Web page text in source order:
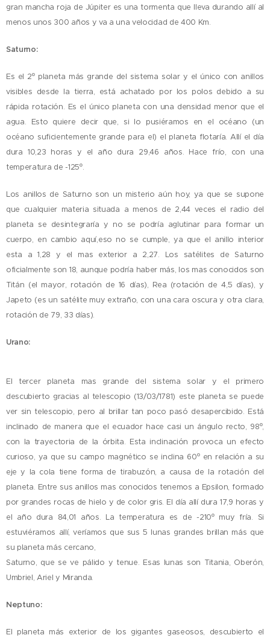
gran mancha roja de Júpiter es una tormenta que lleva durando allí al
menos unos 300 años y va a una velocidad de 400 Km.
Saturno:
Es el 2º planeta más grande del sistema solar y el único con anillos
visibles desde la tierra, está achatado por los polos debido a su
rápida rotación. Es el único planeta con una densidad menor que el
agua. Esto quiere decir que, si lo pusiéramos en el océano (un
océano suficientemente grande para el) el planeta flotaría. Allí el día
dura 10,23 horas y el año dura 29,46 años. Hace frío, con una
temperatura de -125º.
Los anillos de Saturno son un misterio aún hoy, ya que se supone
que cualquier materia situada a menos de 2,44 veces el radio del
planeta se desintegraría y no se podría aglutinar para formar un
cuerpo, en cambio aquí,eso no se cumple, ya que el anillo interior
esta a 1,28 y el mas exterior a 2,27. Los satélites de Saturno
oficialmente son 18, aunque podría haber más, los mas conocidos son
Titán (el mayor, rotación de 16 días), Rea (rotación de 4,5 días), y
Japeto (es un satélite muy extraño, con una cara oscura y otra clara,
rotación de 79, 33 días).
Urano:
El tercer planeta mas grande del sistema solar y el primero
descubierto gracias al telescopio (13/03/1781) este planeta se puede
ver sin telescopio, pero al brillar tan poco pasó desapercibido. Está
inclinado de manera que el ecuador hace casi un ángulo recto, 98º,
con la trayectoria de la órbita. Esta inclinación provoca un efecto
curioso, ya que su campo magnético se inclina 60º en relación a su
eje y la cola tiene forma de tirabuzón, a causa de la rotación del
planeta. Entre sus anillos mas conocidos tenemos a Epsilon, formado
por grandes rocas de hielo y de color gris. El día allí dura 17,9 horas y
el año dura 84,01 años. La temperatura es de -210º muy fría. Si
estuviéramos allí, veríamos que sus 5 lunas grandes brillan más que
su planeta más cercano,
Saturno, que se ve pálido y tenue. Esas lunas son Titania, Oberón,
Umbriel, Ariel y Miranda.
Neptuno:
El planeta más exterior de los gigantes gaseosos, descubierto el